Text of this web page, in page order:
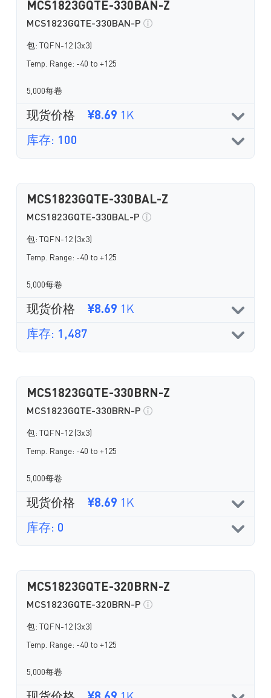
MCS1823GQTE-330BAN-Z
MCS1823GQTE-330BAN-P
包: TQFN-12 (3x3)
Temp. Range: -40 to +125
5,000每卷
现货价格 ¥8.69 1K
库存: 100
MCS1823GQTE-330BAL-Z
MCS1823GQTE-330BAL-P
包: TQFN-12 (3x3)
Temp. Range: -40 to +125
5,000每卷
现货价格 ¥8.69 1K
库存: 1,487
MCS1823GQTE-330BRN-Z
MCS1823GQTE-330BRN-P
包: TQFN-12 (3x3)
Temp. Range: -40 to +125
5,000每卷
现货价格 ¥8.69 1K
库存: 0
MCS1823GQTE-320BRN-Z
MCS1823GQTE-320BRN-P
包: TQFN-12 (3x3)
Temp. Range: -40 to +125
5,000每卷